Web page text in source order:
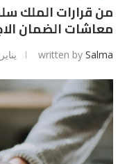
من قرارات الملك
معاشات الضمان
written by Salma يناير 19, 2023